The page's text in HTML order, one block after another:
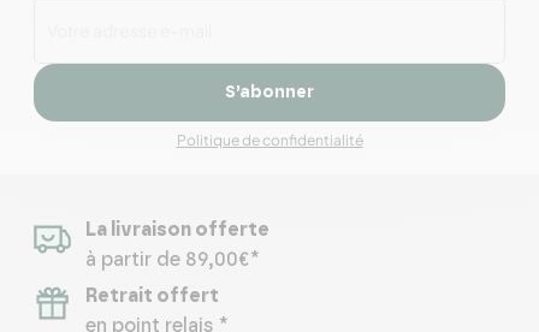
S’abonner
Politique de confidentialité
La livraison offerte
à partir de 89,00€*
Retrait offert
en point relais *